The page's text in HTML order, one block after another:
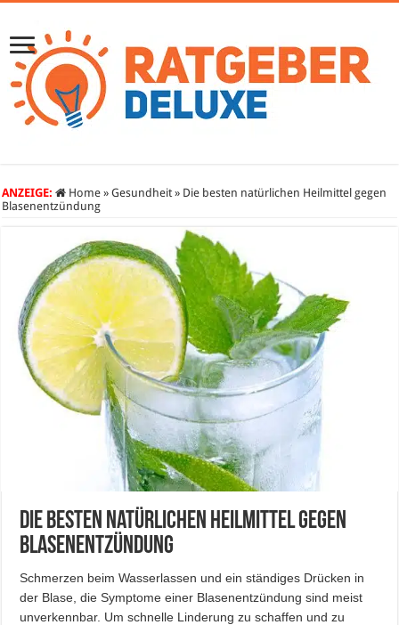
ANZEIGE: Home » Gesundheit » Die besten natürlichen Heilmittel gegen
Blasenentzündung
Die besten natürlichen Heilmittel gegen
Blasenentzündung
Schmerzen beim Wasserlassen und ein ständiges Drücken in
der Blase, die Symptome einer Blasenentzündung sind meist
unverkennbar. Um schnelle Linderung zu schaffen und zu